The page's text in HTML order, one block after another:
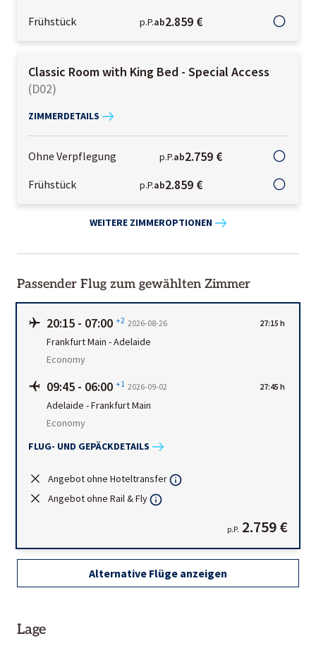
Frühstück p.P.ab2.859 €
Classic Room with King Bed - Special Access
(D02)
ZIMMERDETAILS
Ohne Verpflegung p.P.ab2.759 €
Frühstück p.P.ab2.859 €
WEITERE ZIMMEROPTIONEN
Passender Flug zum gewählten Zimmer
20:15 - 07:00 +2 2026-08-26 27:15 h
Frankfurt Main -Adelaide
Economy
09:45 - 06:00 +1 2026-09-02 27:45 h
Adelaide -Frankfurt Main
Economy
FLUG- UND GEPÄCKDETAILS
Angebot ohne Hoteltransfer
Angebot ohne Rail & Fly
p.P. 2.759 €
Alternative Flüge anzeigen
Lage